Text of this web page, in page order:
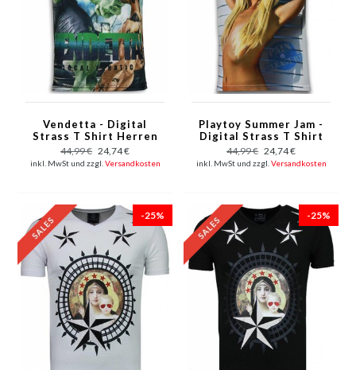
Vendetta - Digital
Strass T Shirt Herren
- Schwarz
44,99 € 24,74 €
inkl. MwSt und zzgl. Versandkosten
Playtoy Summer Jam -
Digital Strass T Shirt
Herren -Weiß
44,99 € 24,74 €
inkl. MwSt und zzgl. Versandkosten
-25% -25%